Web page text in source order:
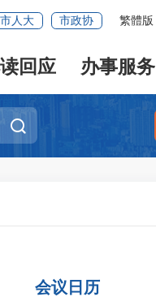
市人大 市政协 繁體版
回应 办事服务
会议日历